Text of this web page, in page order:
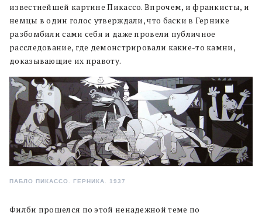
известнейшей картине Пикассо. Впрочем, и франкисты, и
немцы в один голос утверждали, что баски в Гернике
разбомбили сами себя и даже провели публичное
расследование, где демонстрировали какие-то камни,
доказывающие их правоту.
ПАБЛО ПИКАССО. ГЕРНИКА. 1937
Филби прошелся по этой ненадежной теме по